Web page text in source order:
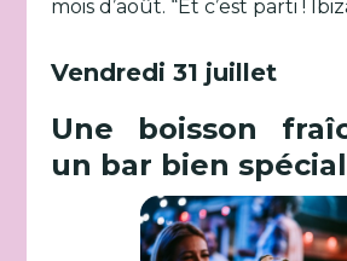
mois d’août. “Et c’est parti !
Vendredi 31 juillet
Une boisson
un bar bien